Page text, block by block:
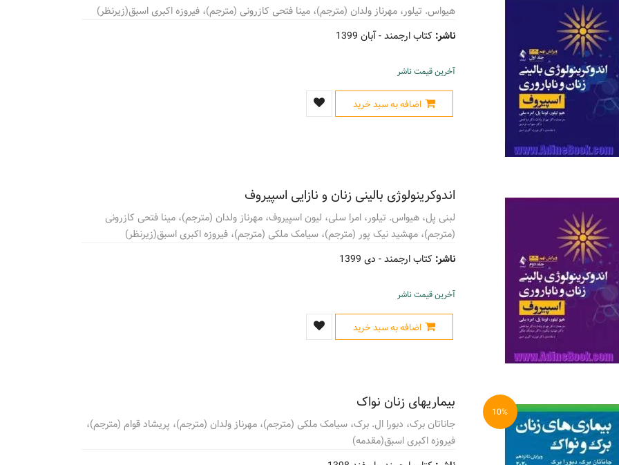
هیواس. تیلور، مهرناز ولدان (مترجم)، مینا فتحی کازرونی (مترجم)، فیروزه اکبری اسبق(زیرنظر)
ناشر: کتاب ارجمند -آبان 1399
آخرین قیمت ناشر
اضافه به سبد خرید
اندوکرینولوژی بالینی زنان و نازایی اسپیروف
لبنی پل، هیواس. تیلور، امرا سلی، لیون اسپیروف، مهرناز ولدان (مترجم)، مینا فتحی کازرونی
(مترجم)، مهشید نیک پور (مترجم)، سیامک ملکی (مترجم)، فیروزه اکبری اسبق(زیرنظر)
ناشر: کتاب ارجمند - دی 1399
آخرین قیمت ناشر
اضافه به سبد خرید
10% بیماریهای زنان نواک
جاناتان برک، دبورا ال. برک، سیامک ملکی (مترجم)، مهرناز ولدان (مترجم)، پریشاد قوام (مترجم)،
فیروزه اکبری اسبق(مقدمه)